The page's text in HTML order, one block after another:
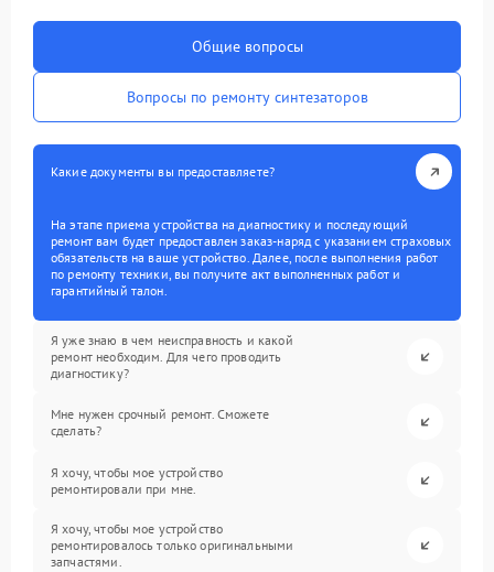
Общие вопросы
Вопросы по ремонту синтезаторов
Какие документы вы предоставляете?
На этапе приема устройства на диагностику и последующий
ремонт вам будет предоставлен заказ-наряд с указанием страховых
обязательств на ваше устройство. Далее, после выполнения работ
по ремонту техники, вы получите акт выполненных работ и
гарантийный талон.
Я уже знаю в чем неисправность и какой
ремонт необходим. Для чего проводить
диагностику?
Мне нужен срочный ремонт. Сможете
сделать?
Я хочу, чтобы мое устройство
ремонтировали при мне.
Я хочу, чтобы мое устройство
ремонтировалось только оригинальными
запчастями.